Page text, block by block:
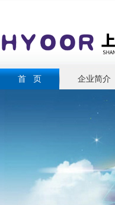
首 页 企业简介